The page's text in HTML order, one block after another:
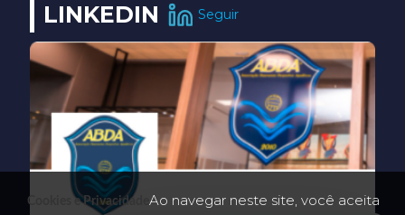
LINKEDIN Seguir
Cookies e Privacidade Ao navegar neste site, você aceita